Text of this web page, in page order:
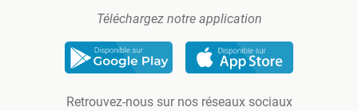
Téléchargez notre application
Retrouvez-nous sur nos réseaux sociaux